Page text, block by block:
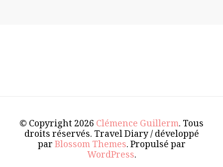
© Copyright 2026 Clémence Guillerm. Tous
droits réservés. Travel Diary / développé
parBlossom Themes. Propulsé par
WordPress.